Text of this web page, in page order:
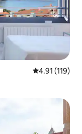
Calificación
4.91 (119)